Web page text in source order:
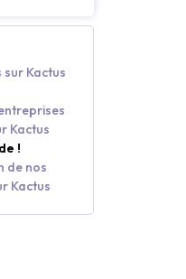
Kactus
Kactus
!
de nos
Kactus